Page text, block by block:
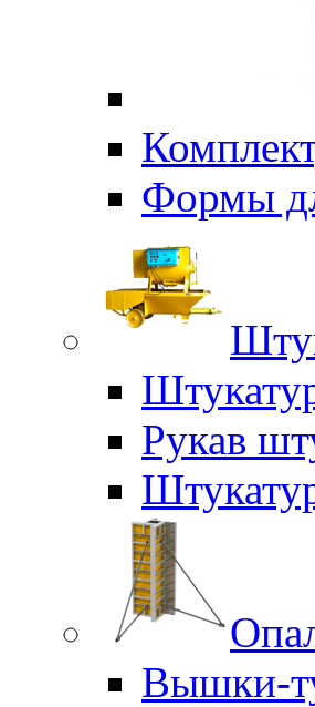
Формы
Рукав
Вышки-